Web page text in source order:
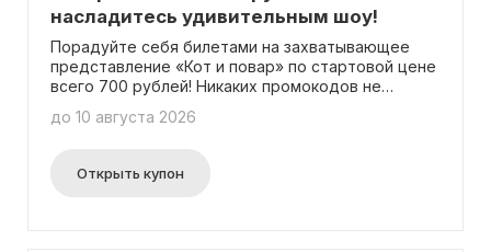
насладитесь удивительным шоу!
Порадуйте себя билетами на захватывающее
представление «Кот и повар» по стартовой цене
всего 700 рублей! Никаких промокодов не
до 10 августа 2026
Открыть купон